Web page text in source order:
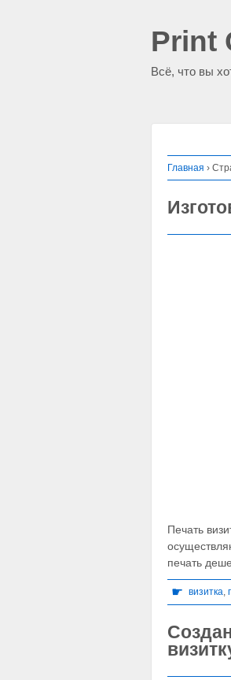
Print
Всё, что вы
Главная ›
Печать
печать
☛ визитка,